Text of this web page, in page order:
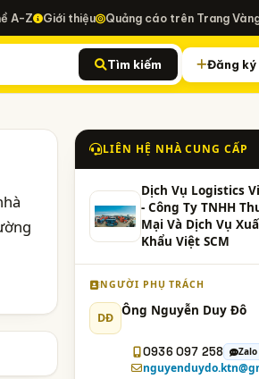
A-Z Giới thiệu Quảng cáo trên Trang
Tìm kiếm Đăng ký
LIÊN HỆ NHÀ CUNG CẤP
Dịch Vụ Logistics
- Công Ty TNHH
Mại Và Dịch Vụ
Khẩu Việt SCM
NGƯỜI PHỤ TRÁCH
DĐ Ông Nguyễn Duy Đô
0936 097 258 Zalo